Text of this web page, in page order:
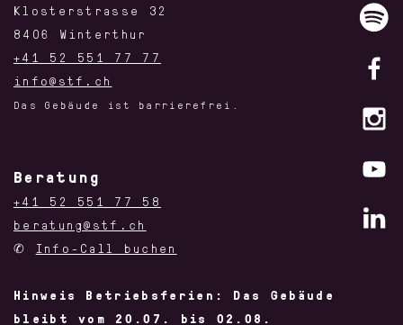
Klosterstrasse 32
8406 Winterthur
+41 52 551 77 77
info@stf.ch
Das Gebäude ist barrierefrei.
Beratung
+41 52 551 77 58
beratung@stf.ch
✆ Info-Call buchen
Hinweis Betriebsferien: Das Gebäude
bleibt vom 20.07. bis 02.08.